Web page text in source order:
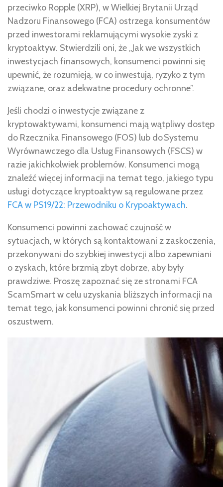
przeciwko Ropple (XRP), w Wielkiej Brytanii Urząd
Nadzoru Finansowego (FCA) ostrzega konsumentów
przed inwestorami reklamującymi wysokie zyski z
kryptoaktyw. Stwierdzili oni, że „Jak we wszystkich
inwestycjach finansowych, konsumenci powinni się
upewnić, że rozumieją, w co inwestują, ryzyko z tym
związane, oraz adekwatne procedury ochronne”.
Jeśli chodzi o inwestycje związane z
kryptowaktywami, konsumenci mają wątpliwy dostęp
do Rzecznika Finansowego (FOS) lub do Systemu
Wyrównawczego dla Usług Finansowych (FSCS) w
razie jakichkolwiek problemów. Konsumenci mogą
znaleźć więcej informacji na temat tego, jakiego typu
usługi dotyczące kryptoaktyw są regulowane przez
FCA w PS19/22: Przewodniku o Krypoaktywach.
Konsumenci powinni zachować czujność w
sytuacjach, w których są kontaktowani z zaskoczenia,
przekonywani do szybkiej inwestycji albo zapewniani
o zyskach, które brzmią zbyt dobrze, aby były
prawdziwe. Proszę zapoznać się ze stronami FCA
ScamSmart w celu uzyskania bliższych informacji na
temat tego, jak konsumenci powinni chronić się przed
oszustwem.